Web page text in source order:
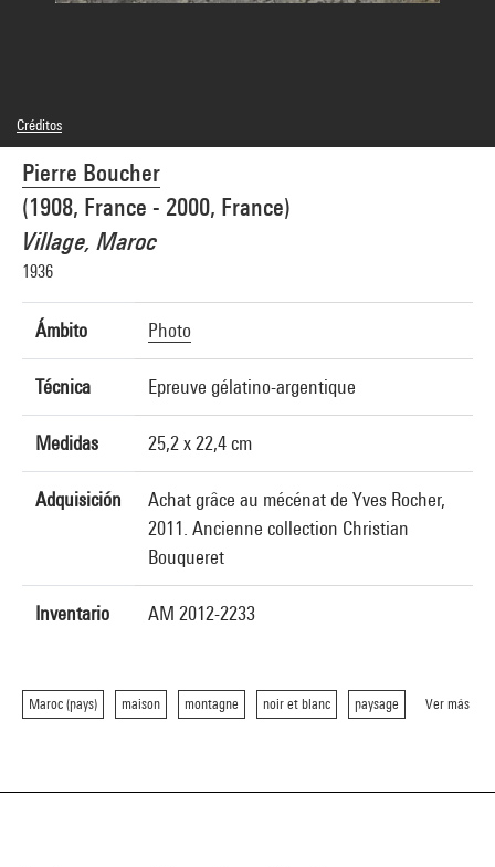
Pierre Boucher
(1908, France - 2000, France)
Village, Maroc
1936
Ámbito Photo
Técnica Epreuve gélatino-argentique
Medidas 25,2 x 22,4 cm
Adquisición
Achat grâce au mécénat de Yves Rocher,
2011. Ancienne collection Christian
Bouqueret
Inventario AM 2012-2233
Maroc (pays) maison montagne noir et blanc paysage Ver más
Créditos
© Fonds Pierre Boucher
Créditos fotográficos : Centre Pompidou, MNAM-CCI/Georges Meguerditchian/Dist.
GrandPalaisRmn
Referencia de la imagen : 4N69035
Difusión de la imagen :GrandPalaisRmnPhoto